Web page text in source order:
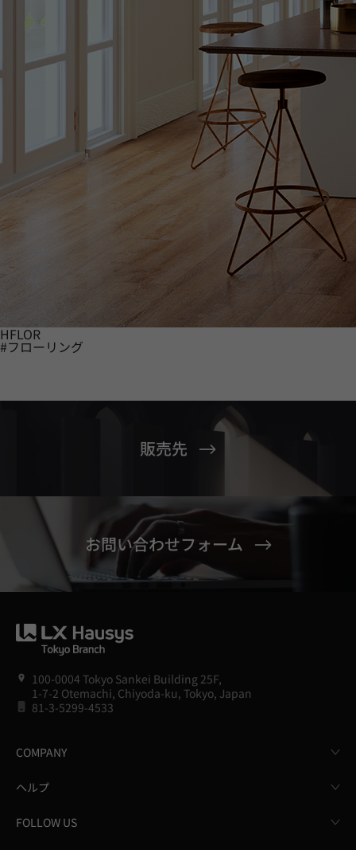
HFLOR
#フローリング
販売先
お問い合わせフォーム
100-0004 Tokyo Sankei Building 25F,
1-7-2 Otemachi, Chiyoda-ku, Tokyo, Japan
81-3-5299-4533
COMPANY
ヘルプ
FOLLOW US